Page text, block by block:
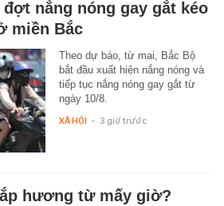
nắng nóng gay gắt kéo
miền Bắc
Theo dự báo, từ mai, Bắc Bộ
bắt đầu xuất hiện nắng nóng và
tiếp tục nắng nóng gay gắt từ
ngày 10/8.
XÃ HỘI - 3 giờ trước
hương từ mấy giờ?